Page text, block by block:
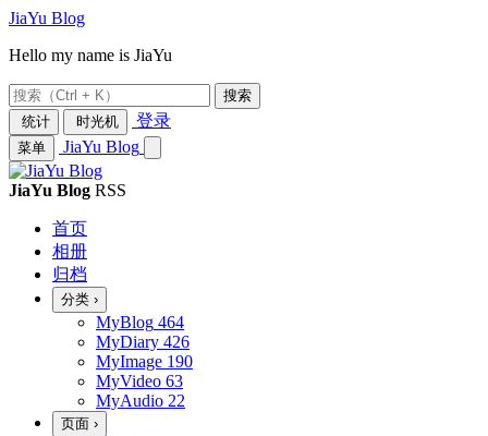
JiaYu Blog
Hello my name is JiaYu
搜索
统计
时光机 登录
菜单 JiaYu Blog
JiaYu Blog RSS
首页
相册
归档
分类 ›
MyBlog 464
MyDiary 426
MyImage 190
MyVideo 63
MyAudio 22
页面 ›